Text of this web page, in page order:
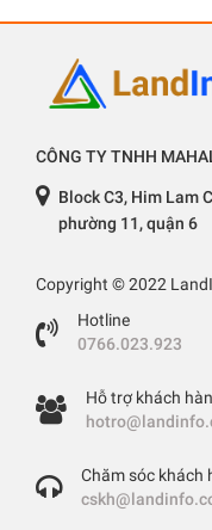
CÔNG TY TNHH
Block C3, Him Lam
phường 11, quận 6
Copyright © 2022
Hotline
0766.023.923
Hỗ trợ khách
Chăm sóc khách